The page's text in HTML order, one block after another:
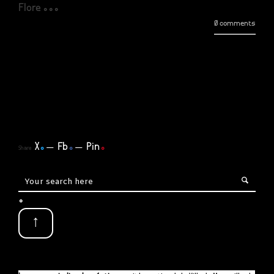
Flore ...
0 comments
Share X. Fb. Pin.
.
↑